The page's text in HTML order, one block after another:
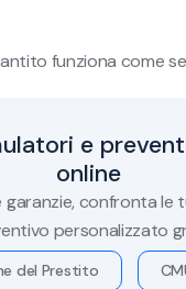
funziona come
e
online
garanzie, confronta le
personalizzato
del Prestito